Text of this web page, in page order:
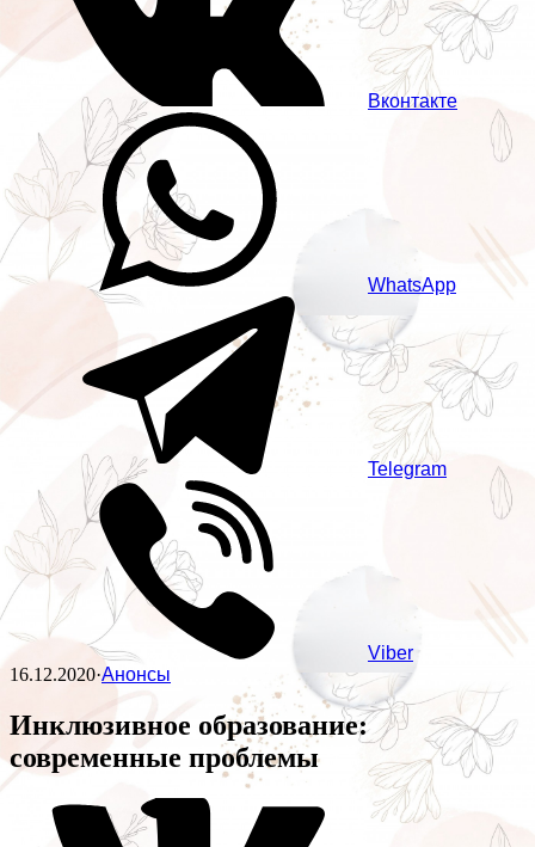
Вконтакте
WhatsApp
Telegram
Viber
16.12.2020·Анонсы
Инклюзивное образование:
современные проблемы